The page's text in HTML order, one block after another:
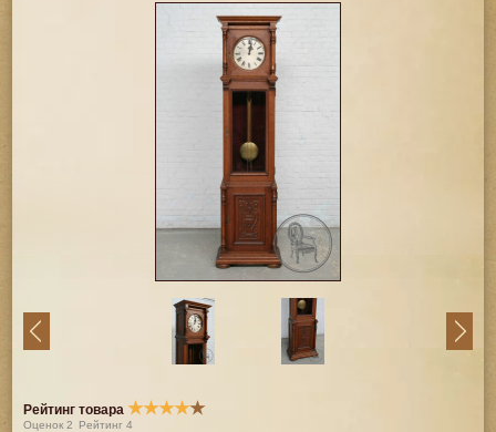
Рейтинг товара ★★★★★
Оценок2 Рейтинг4